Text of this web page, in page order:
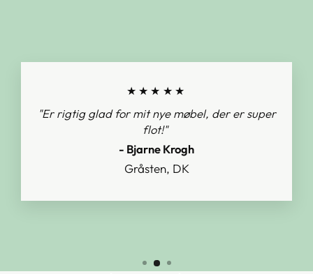
★★★★★
"Er rigtig glad for mit nye møbel, der er super
flot!"
- Bjarne Krogh
Gråsten, DK